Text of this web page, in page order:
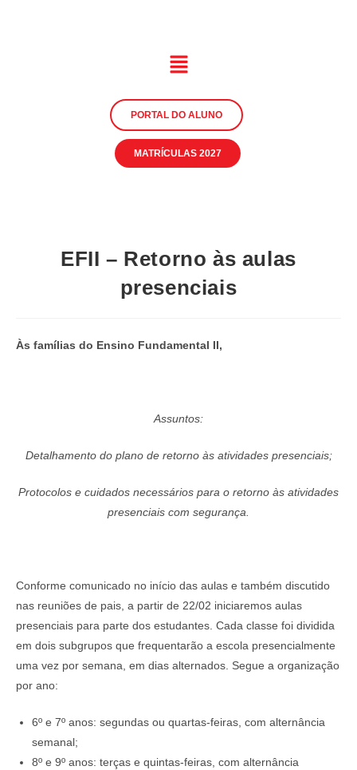
PORTAL DO ALUNO
MATRÍCULAS 2027
EFII – Retorno às aulas
presenciais
Às famílias do Ensino Fundamental II,
Assuntos:
Detalhamento do plano de retorno às atividades presenciais;
Protocolos e cuidados necessários para o retorno às atividades
presenciais com segurança.
Conforme comunicado no início das aulas e também discutido
nas reuniões de pais, a partir de 22/02 iniciaremos aulas
presenciais para parte dos estudantes. Cada classe foi dividida
em dois subgrupos que frequentarão a escola presencialmente
uma vez por semana, em dias alternados. Segue a organização
por ano:
6º e 7º anos: segundas ou quartas-feiras, com alternância
semanal;
8º e 9º anos: terças e quintas-feiras, com alternância